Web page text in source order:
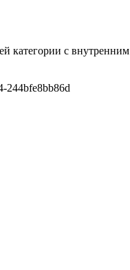
категории с внутренним
244bfe8bb86d